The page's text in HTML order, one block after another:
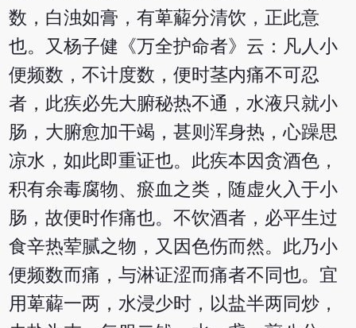
数，白浊如膏，有萆薢分清饮，正此意
也。又杨子健《万全护命者》云：凡人小
便频数，不计度数，便时茎内痛不可忍
者，此疾必先大腑秘热不通，水液只就小
肠，大腑愈加干竭，甚则浑身热，心躁思
凉水，如此即重证也。此疾本因贪酒色，
积有余毒腐物、瘀血之类，随虚火入于小
肠，故便时作痛也。不饮酒者，必平生过
食辛热荤腻之物，又因色伤而然。此乃小
便频数而痛，与淋证涩而痛者不同也。宜
用萆薢一两，水浸少时，以盐半两同炒，